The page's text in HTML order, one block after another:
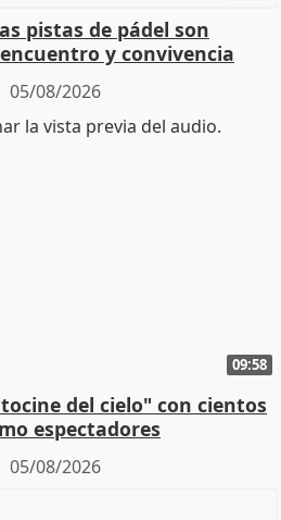
pistas de pádel son
y convivencia
05/08/2026
09:58
del cielo" con cientos
espectadores
05/08/2026